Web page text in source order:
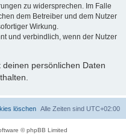
zu widersprechen. Im Falle
dem Betreiber und dem Nutzer
Wirkung.
und verbindlich, wenn der Nutzer
persönlichen Daten
Alle Zeiten sind UTC+02:00
löschen
© phpBB Limited